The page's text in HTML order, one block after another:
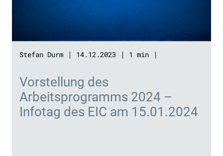
Stefan Durm 14.12.2023 1 min
Vorstellung des
Arbeitsprogramms 2024 –
Infotag des EIC am 15.01.2024